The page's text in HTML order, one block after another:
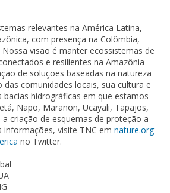
relevantes na América Latina,
com presença na Colômbia,
Nossa visão é manter ecossistemas de
e resilientes na Amazônia
de soluções baseadas na natureza
comunidades locais, sua cultura e
bacias hidrográficas em que estamos
Napo, Marañon, Ucayali, Tapajos,
criação de esquemas de proteção a
informações, visite TNC em nature.org
no Twitter.